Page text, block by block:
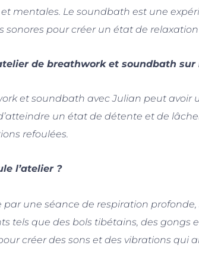
mentales. Le soundbath est une
sonores pour créer un état de
de breathwork et soundbath sur
et soundbath avec Julian peut avoir
un état de détente et de
refoulées.
l’atelier ?
par une séance de respiration
tels que des bols tibétains, des gongs
créer des sons et des vibrations qui